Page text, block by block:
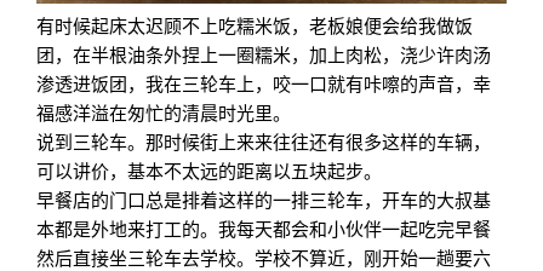
有时候起床太迟顾不上吃糯米饭，老板娘便会给我做饭
团，在半根油条外捏上一圈糯米，加上肉松，浇少许肉汤
渗透进饭团，我在三轮车上，咬一口就有咔嚓的声音，幸
福感洋溢在匆忙的清晨时光里。
说到三轮车。那时候街上来来往往还有很多这样的车辆，
可以讲价，基本不太远的距离以五块起步。
早餐店的门口总是排着这样的一排三轮车，开车的大叔基
本都是外地来打工的。我每天都会和小伙伴一起吃完早餐
然后直接坐三轮车去学校。学校不算近，刚开始一趟要六